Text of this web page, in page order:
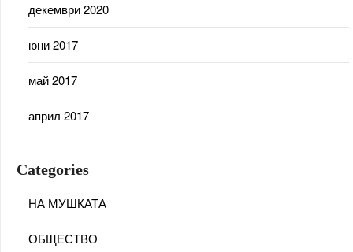
декември 2020
юни 2017
май 2017
април 2017
Categories
НА МУШКАТА
ОБЩЕСТВО